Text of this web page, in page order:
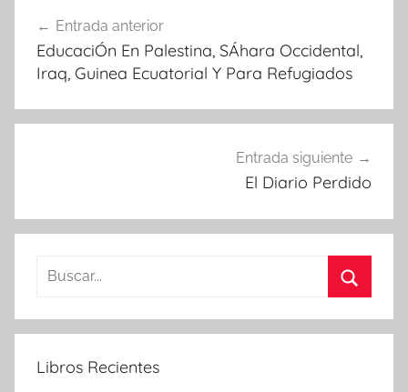
de
entradas
Entrada anterior
EducaciÓn En Palestina, SÁhara Occidental,
Iraq, Guinea Ecuatorial Y Para Refugiados
Entrada siguiente
El Diario Perdido
Buscar:
Libros Recientes